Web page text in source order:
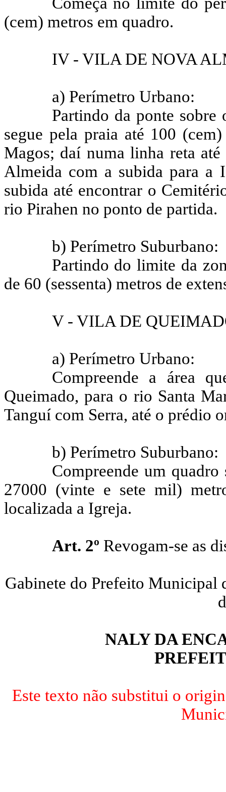
(cem) metros em quadro.
IV - VILA DE NOVA
a) Perímetro Urbano:
Partindo da ponte
segue pela praia até 100
Magos; daí numa linha reta
Almeida com a subida para a
subida até encontrar o
rio Pirahen no ponto de partida.
b) Perímetro Suburbano:
Partindo do limite da
de 60 (sessenta) metros de
V - VILA DE
a) Perímetro Urbano:
Compreende a área
Queimado, para o rio Santa
Tanguí com Serra, até o prédio
b) Perímetro Suburbano:
Compreende um
27000 (vinte e sete mil)
localizada a Igreja.
Art. 2º Revogam-se as
Gabinete do Prefeito Municipal
NALY DA
Este texto não substitui o